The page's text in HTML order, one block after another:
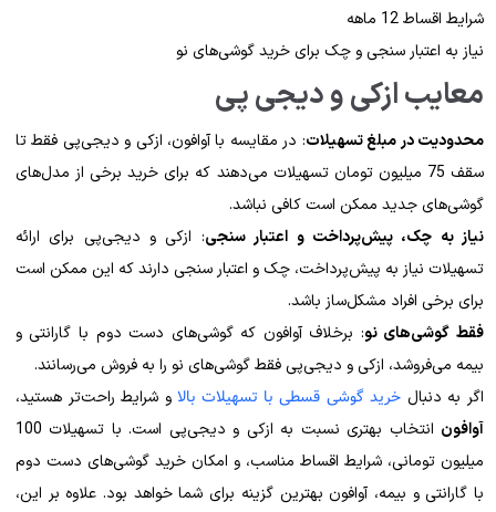
شرایط اقساط 12 ماهه
نیاز به اعتبار سنجی و چک برای خرید گوشی‌های نو
معایب ازکی و دیجی پی
محدودیت در مبلغ تسهیلات: در مقایسه با آوافون، ازکی و دیجی‌پی فقط تا
سقف 75 میلیون تومان تسهیلات می‌دهند که برای خرید برخی از مدل‌های
گوشی‌های جدید ممکن است کافی نباشد.
نیاز به چک، پیش‌پرداخت و اعتبار سنجی: ازکی و دیجی‌پی برای ارائه
تسهیلات نیاز به پیش‌پرداخت، چک و اعتبار سنجی دارند که این ممکن است
برای برخی افراد مشکل‌ساز باشد.
فقط گوشی‌های نو: برخلاف آوافون که گوشی‌های دست دوم با گارانتی و
بیمه می‌فروشد، ازکی و دیجی‌پی فقط گوشی‌های نو را به فروش می‌رسانند.
اگر به دنبال خرید گوشی قسطی با تسهیلات بالاو شرایط راحت‌تر هستید،
آوافون
انتخاب بهتری نسبت به ازکی و دیجی‌پی است. با تسهیلات 100
میلیون تومانی، شرایط اقساط مناسب، و امکان خرید گوشی‌های دست دوم
با گارانتی و بیمه، آوافون بهترین گزینه برای شما خواهد بود. علاوه بر این،